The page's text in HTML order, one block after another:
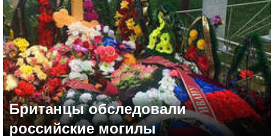
Британцы обследовали
российские могилы